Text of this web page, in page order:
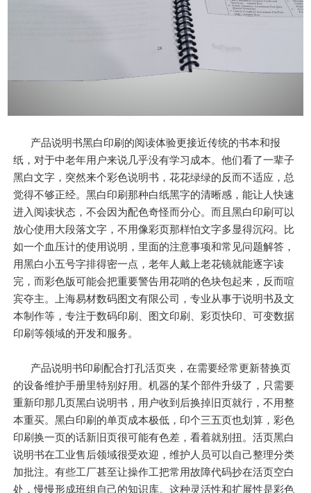
产品说明书黑白印刷的阅读体验更接近传统的书本和报
纸，对于中老年用户来说几乎没有学习成本。他们看了一辈子
黑白文字，突然来个彩色说明书，花花绿绿的反而不适应，总
觉得不够正经。黑白印刷那种白纸黑字的清晰感，能让人快速
进入阅读状态，不会因为配色奇怪而分心。而且黑白印刷可以
放心使用大段落文字，不用像彩页那样怕文字多显得沉闷。比
如一个血压计的使用说明，里面的注意事项和常见问题解答，
用黑白小五号字排得密一点，老年人戴上老花镜就能逐字读
完，而彩色版可能会把重要警告用花哨的色块包起来，反而喧
宾夺主。上海易材数码图文有限公司，专业从事于说明书及文
本制作等，专注于数码印刷、图文印刷、彩页快印、可变数据
印刷等领域的开发和服务。
产品说明书印刷配合打孔活页夹，在需要经常更新替换页
的设备维护手册里特别好用。机器的某个部件升级了，只需要
重新印那几页黑白说明书，用户收到后换掉旧页就行，不用整
本重买。黑白印刷的单页成本极低，印个三五页也划算，彩色
印刷换一页的话新旧页很可能有色差，看着就别扭。活页黑白
说明书在工业售后领域很受欢迎，维护人员可以自己整理分类
加批注。有些工厂甚至让操作工把常用故障代码抄在活页空白
处，慢慢形成班组自己的知识库。这种灵活性和扩展性是彩色